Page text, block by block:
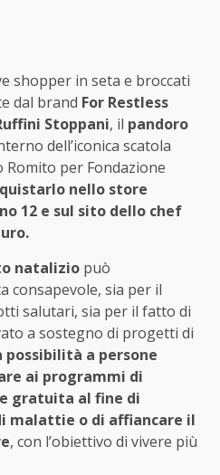
shopper in seta e broccati
dal brand For Restless
Stoppani, il pandoro
dell’iconica scatola
per Fondazione
nello store
12 e sul sito dello chef
natalizio può
consapevole, sia per il
salutari, sia per il fatto di
a sostegno di progetti di
possibilità a persone
ai programmi di
gratuita al fine di
malattie o di affiancare il
, con l’obiettivo di vivere più